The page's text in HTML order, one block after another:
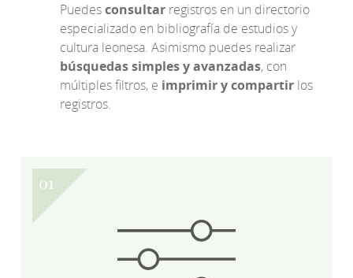
Puedesconsultar registros en un directorio
especializado en bibliografía de estudios y
cultura leonesa. Asimismo puedes realizar
búsquedas simples y avanzadas, con
múltiples filtros, e imprimir y compartir los
registros.